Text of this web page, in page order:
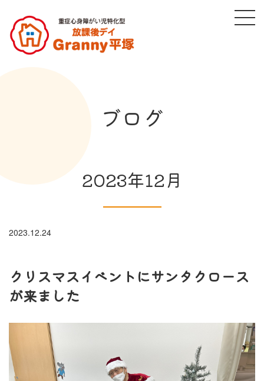
ブログ
2023年12月
2023.12.24
クリスマスイベントにサンタクロース
が来ました